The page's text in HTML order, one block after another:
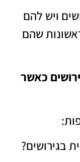
ויש להם
שהם
כאשר
בגירושים?